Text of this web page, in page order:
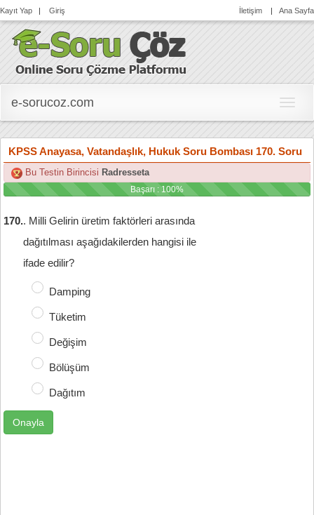
Kayıt Yap | Giriş İletişim | Ana Sayfa
e-
e-sorucoz.com
KPSS Anayasa, Vatandaşlık, Hukuk Soru Bombası 170. Soru
Bu Testin Birincisi Radresseta
Başarı : 100%
170.. Milli Gelirin üretim faktörleri arasında
dağıtılması aşağıdakilerden hangisi ile
ifade edilir?
Damping
Tüketim
Değişim
Bölüşüm
Dağıtım